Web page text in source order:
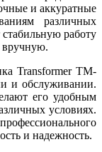
и аккуратные
различных
работу
вручную.
Transformer TM-
и обслуживании.
его удобным
условиях.
и надежность.